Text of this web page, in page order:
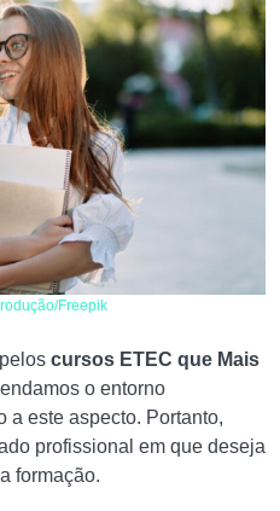
Freepik
cursos ETEC que Mais
o entorno
a este aspecto. Portanto,
profissional em que deseja
formação.